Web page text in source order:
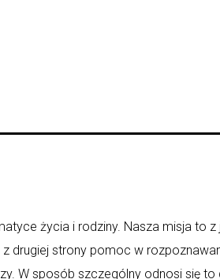
życia i rodziny. Nasza misja to z
drugiej strony pomoc w
W sposób szczególny odnosi się to